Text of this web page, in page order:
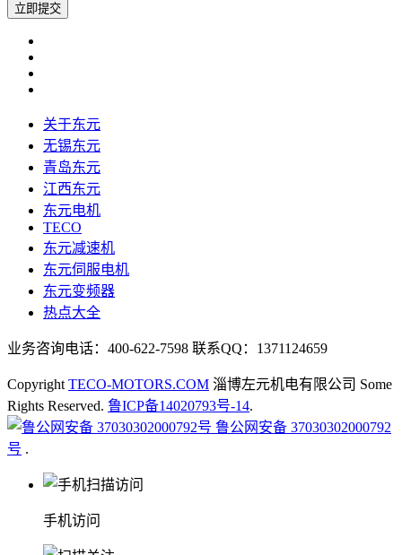
关于东元
无锡东元
青岛东元
江西东元
东元电机
TECO
东元减速机
东元伺服电机
东元变频器
热点大全
业务咨询电话：400-622-7598 联系QQ：1371124659
Copyright TECO-MOTORS.COM 淄博左元机电有限公司 Some
Rights Reserved. 鲁ICP备14020793号-14.
鲁公网安备 37030302000792
号 .
手机访问